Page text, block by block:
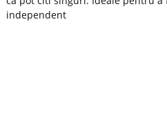
independent